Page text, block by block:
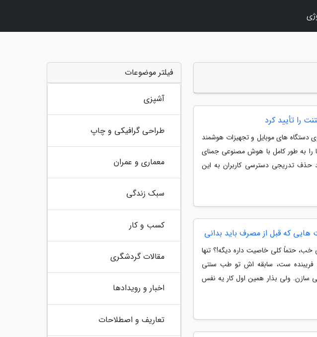
را تأیید کرد
های موبایل و تجهیزات هوشمند
را به طور کامل با هوش مصنوعی جمنای
حذف تدریجی دسترسی کاربران به این
هایی که قبل از مصرف باید بدانی
خب، حتماً کلی خاصیت داره دیگه!؟ تنها
ست، سابقه اش تو طب سنتی
سازن. ولی بذار همین اول کار یه نفس
فیلتر موضوعات
آشپزی
طراحی گرافیکی و چاپ
معماری و عمران
سبک زندگی
کسب و کار
مقالات گردشگری
اخبار و رویدادها
تعاریف و اصطلاحات